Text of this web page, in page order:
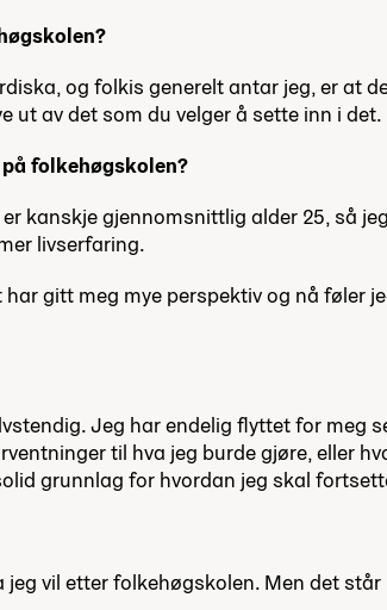
og folkis generelt antar jeg, er at
ut av det som du velger å sette inn i det.
folkehøgskolen?
kanskje gjennomsnittlig alder 25, så
livserfaring.
gitt meg mye perspektiv og nå føler
Jeg har endelig flyttet for meg
til hva jeg burde gjøre, eller
grunnlag for hvordan jeg skal
vil etter folkehøgskolen. Men det